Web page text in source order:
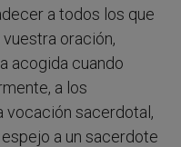
a todos los que
oración,
acogida cuando
a los
vocación sacerdotal,
a un sacerdote